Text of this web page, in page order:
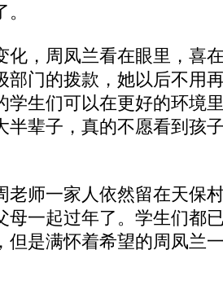
，周凤兰看在眼里，喜
部门的拨款，她以后不用
学生们可以在更好的环境
半辈子，真的不愿看到孩
师一家人依然留在天保
母一起过年了。学生们都
但是满怀着希望的周凤兰